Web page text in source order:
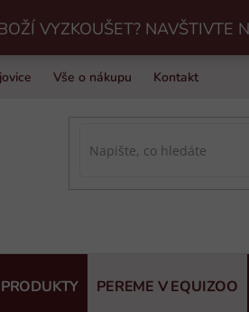
VYZKOUŠET? NAVŠTIVTE
Vše o nákupu Kontakt
PEREME V EQUIZOO